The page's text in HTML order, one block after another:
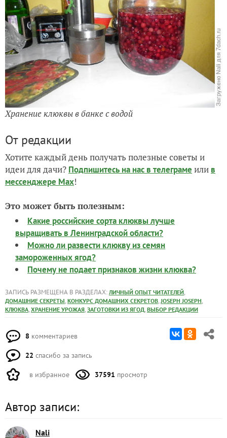
Хранение клюквы в банке с водой
От редакции
Хотите каждый день получать полезные советы и
идеи для дачи? Подпишитесь на нас в телеграме или в
мессенджере Max!
Это может быть полезным:
Какие российские сорта клюквы лучше
выращивать в Ленинградской области?
Можно ли развести клюкву из семян
замороженных ягод?
Почему не подает признаков жизни клюква?
ЗАПИСЬ РАЗМЕЩЕНА В РАЗДЕЛАХ: ЛИЧНЫЙ ОПЫТ ЧИТАТЕЛЕЙ,
ДОМАШНИЕ СЕКРЕТЫ, КОНКУРС ДОМАШНИХ СЕКРЕТОВ, JOSEPH JOSEPH,
КЛЮКВА, ХРАНЕНИЕ УРОЖАЯ, ЗАГОТОВКИ ИЗ ЯГОД, ВЫБОР РЕДАКЦИИ
8 комментариев
22 спасибо за запись
в избранное 37591 просмотр
Автор записи:
Nali